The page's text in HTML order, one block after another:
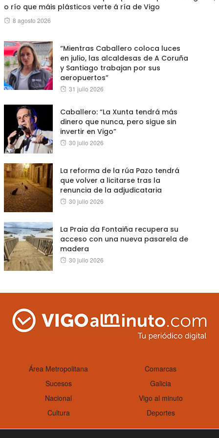
o río que máis plásticos verte á ría de Vigo
Posted
8 agosto 2026
“Mientras Caballero coloca luces
en julio, las alcaldesas de A Coruña
y Santiago trabajan por sus
aeropuertos”
Posted
31 julio 2026
Caballero: “La Xunta tendrá más
dinero que nunca, pero sigue sin
invertir en Vigo”
Posted
30 julio 2026
La reforma de la rúa Pazo tendrá
que volver a licitarse tras la
renuncia de la adjudicataria
Posted
30 julio 2026
La Praia da Fontaiña recupera su
acceso con una nueva pasarela de
madera
Posted
30 julio 2026
Área Metropolitana
Comarcas
Sucesos
Galicia
Nacional
Vigo al minuto
Cultura
Deportes